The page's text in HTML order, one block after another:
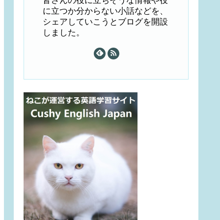
に立つか分からない小話などを、
シェアしていこうとブログを開設
しました。